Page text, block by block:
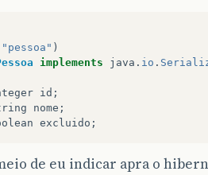
"pessoa" )
implements java . io .
id ;
nome ;
excluido ;
de eu indicar apra o